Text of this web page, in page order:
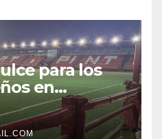
para los
en
el liderato del
bajo